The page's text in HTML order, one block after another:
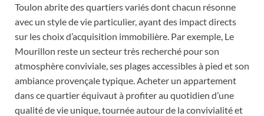
Toulon abrite des quartiers variés dont chacun résonne
avec un style de vie particulier, ayant des impact directs
sur les choix d’acquisition immobilière. Par exemple, Le
Mourillon reste un secteur très recherché pour son
atmosphère conviviale, ses plages accessibles à pied et son
ambiance provençale typique. Acheter un appartement
dans ce quartier équivaut à profiter au quotidien d’une
qualité de vie unique, tournée autour de la convivialité et